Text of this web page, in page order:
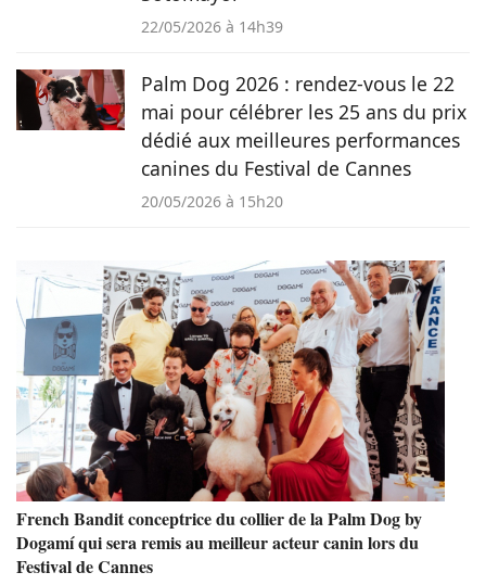
22/05/2026 à 14h39
Palm Dog 2026 : rendez-vous le 22
mai pour célébrer les 25 ans du prix
dédié aux meilleures performances
canines du Festival de Cannes
20/05/2026 à 15h20
French Bandit conceptrice du collier de la Palm Dog by
Dogamí qui sera remis au meilleur acteur canin lors du
Festival de Cannes